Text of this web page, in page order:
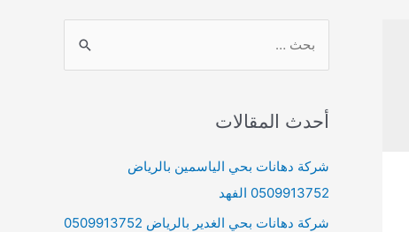
r
h
f
o
أحدث المقالات
شركة دهانات بحي الياسمين بالرياض
0509913752 الفهد
شركة دهانات بحي الغدير بالرياض 0509913752